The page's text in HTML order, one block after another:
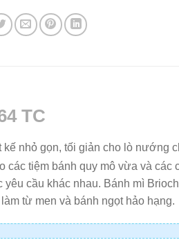
TC
kế nhỏ gọn, tối giản cho lò nướng
các tiệm bánh quy mô vừa và các
cầu khác nhau. Bánh mì
từ men và bánh ngọt hảo hạng.